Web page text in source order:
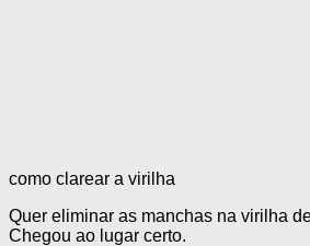
como clarear a virilha
Quer eliminar as manchas na virilha
Chegou ao lugar certo.